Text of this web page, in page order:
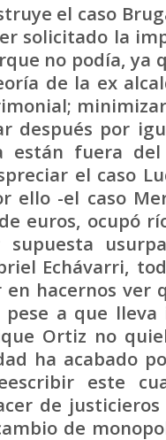
el caso
solicitado la
no podía, ya
de la ex
después por
están fuera
el caso
ello -el caso
euros, ocupó
supuesta
Echávarri,
en hacernos ver
pese a que
Ortiz no
ha acabado
este
de
de